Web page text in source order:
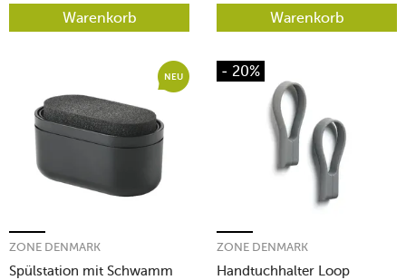
Warenkorb Warenkorb
NEU
Spülstation mit Schwamm
ZONE DENMARK
- 20%
Handtuchhalter Loop
ZONE DENMARK